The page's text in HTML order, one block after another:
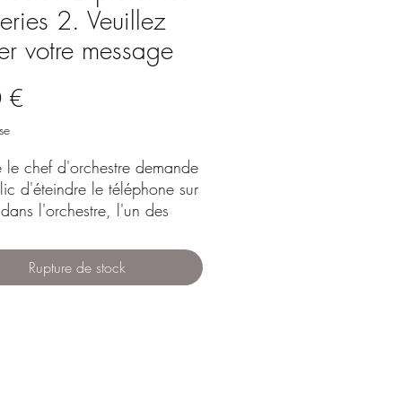
2. Veuillez
votre message
€
le chef d'orchestre demande
d'éteindre le téléphone sur
l'orchestre, l'un des
!
la sonnerie originale
Rupture de stock